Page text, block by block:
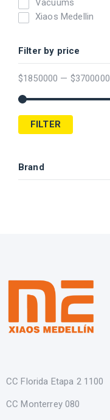
Vacuums
Xiaos Medellin
Filter by price
$1850000 — $3700000
FILTER
Brand
CC Florida Etapa 2 1100
CC Monterrey 080